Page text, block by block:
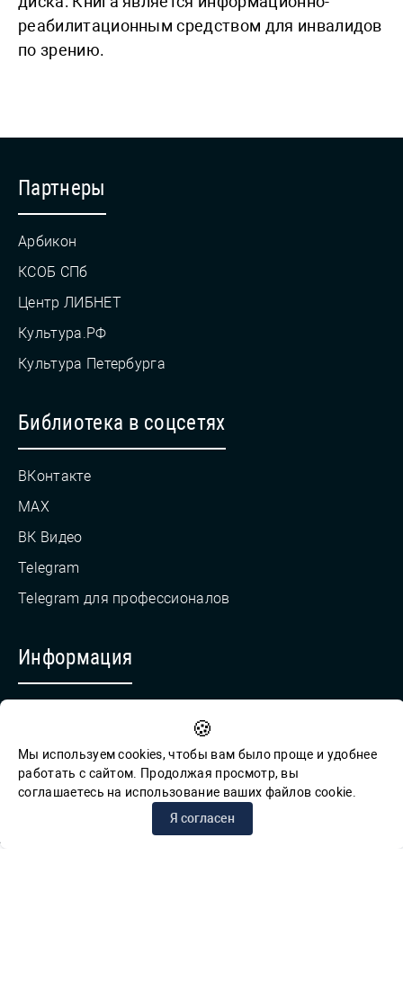
реабилитационным средством для инвалидов
по зрению.
Партнеры
Арбикон
КСОБ СПб
Центр ЛИБНЕТ
Культура.РФ
Культура Петербурга
Библиотека в соцсетях
ВКонтакте
MAX
ВК Видео
Telegram
Telegram для профессионалов
Информация
Обратная связь для сообщений о фактах коррупции
© СПб ГБУК ГСЦБС, 2012-2026 гг.
🍪
Мы используем cookies, чтобы вам было проще и удобнее
работать с сайтом. Продолжая просмотр, вы
соглашаетесь на использование ваших файлов cookie.
Я согласен